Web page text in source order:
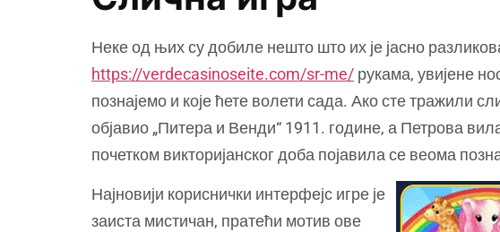
Неке од њих су добиле нешто што их је јасно
https://verdecasinoseite.com/sr-me/ рукама, увијене
познајемо и које ћете волети сада. Ако сте тражили
објавио „Питера и Венди“ 1911. године, а Петрова
почетком викторијанског доба појавила се веома
Најновији кориснички интерфејс игре је
заиста мистичан, пратећи мотив ове